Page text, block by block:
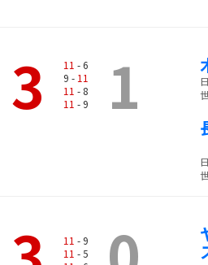
3 11 - 6
9 - 11
11 - 8
11 - 9 1
11 - 9
11 - 5